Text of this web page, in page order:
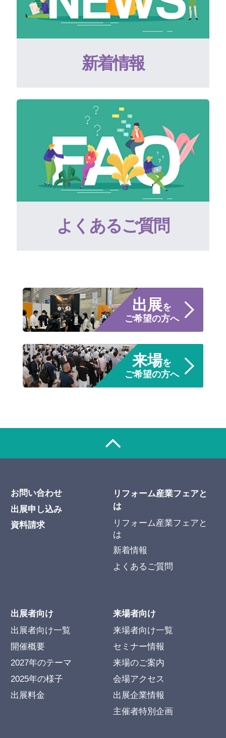
新着情報
よくあるご質問
出展を
ご希望の方へ
来場を
ご希望の方へ
お問い合わせ
出展申し込み
資料請求
リフォーム産業フェアと
は
リフォーム産業フェアと
は
新着情報
よくあるご質問
出展者向け
出展者向け一覧
開催概要
2027年のテーマ
2025年の様子
出展料金
来場者向け
来場者向け一覧
セミナー情報
来場のご案内
会場アクセス
出展企業情報
主催者特別企画